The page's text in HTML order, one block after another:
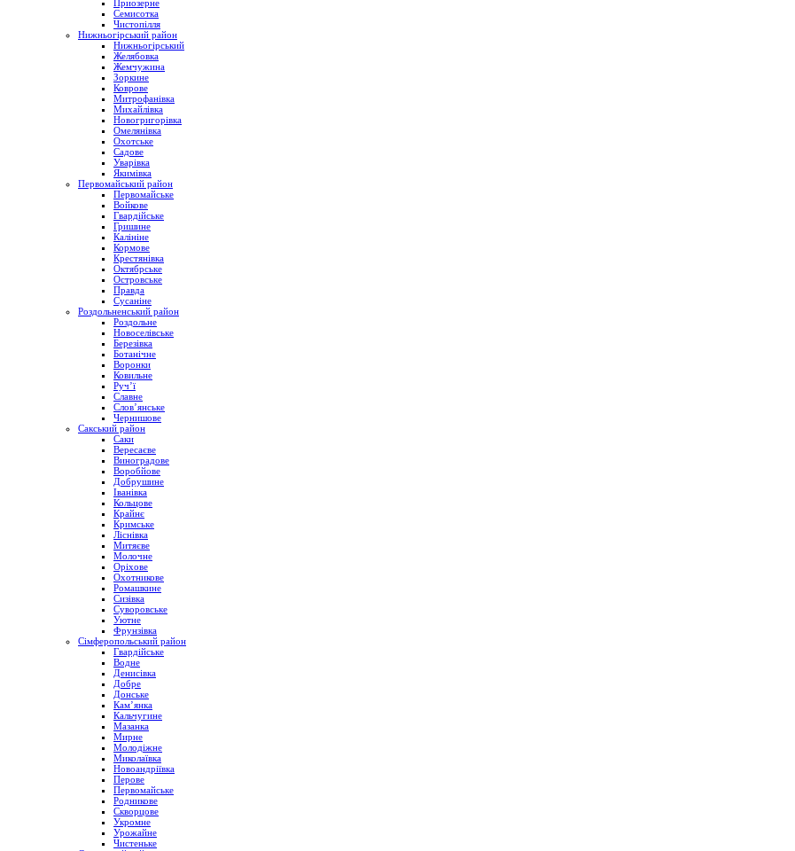
Приозерне
Семисотка
Чистопілля
Нижньогірський район
Нижньогірський
Желябовка
Жемчужина
Зоркине
Коврове
Митрофанівка
Михайлівка
Новогригорівка
Омелянівка
Охотське
Садове
Уварівка
Якимівка
Первомайський район
Первомайське
Войкове
Гвардійське
Гришине
Калініне
Кормове
Крестянівка
Октябрське
Островське
Правда
Сусаніне
Роздольненський район
Роздольне
Новоселівське
Березівка
Ботанічне
Воронки
Ковильне
Руч’ї
Славне
Слов’янське
Чернишове
Сакський район
Саки
Вересаєве
Виноградове
Воробйове
Добрушине
Іванівка
Кольцове
Крайнє
Кримське
Ліснівка
Митяєве
Молочне
Оріхове
Охотникове
Ромашкине
Сизівка
Суворовське
Уютне
Фрунзівка
Сімферопольський район
Гвардійське
Водне
Денисівка
Добре
Донське
Кам’янка
Кальчугине
Мазанка
Мирне
Молодіжне
Миколаївка
Новоандріївка
Перове
Первомайське
Родникове
Скворцове
Укромне
Урожайне
Чистеньке